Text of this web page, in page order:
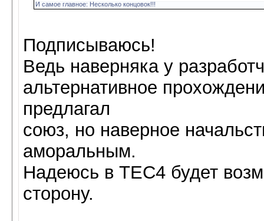
И самое главное: Несколько концовок!!!
Подписываюсь!
Ведь наверняка у
альтернативное
предлагал
союз, но наверное
аморальным.
Надеюсь в ТЕС4 будет
сторону.